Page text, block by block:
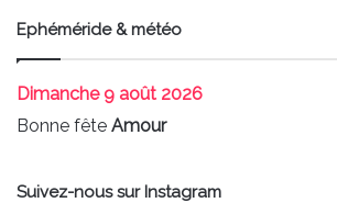
Ephéméride & météo
Dimanche9 août 2026
Bonne fête Amour
Suivez-nous sur Instagram